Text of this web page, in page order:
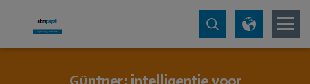
Güntner: intelligentie voor